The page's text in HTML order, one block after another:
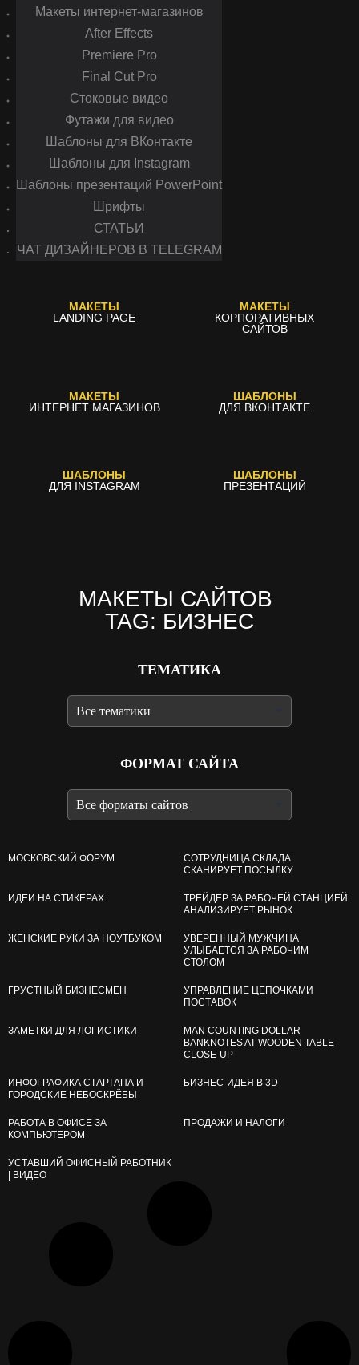
Макеты интернет-магазинов
After Effects
Premiere Pro
Final Cut Pro
Стоковые видео
Футажи для видео
Шаблоны для ВКонтакте
Шаблоны для Instagram
Шаблоны презентаций PowerPoint
Шрифты
СТАТЬИ
ЧАТ ДИЗАЙНЕРОВ В TELEGRAM
МАКЕТЫ
LANDING PAGE
МАКЕТЫ
КОРПОРАТИВНЫХ
САЙТОВ
МАКЕТЫ
ИНТЕРНЕТ МАГАЗИНОВ
ШАБЛОНЫ
ДЛЯ ВКОНТАКТЕ
ШАБЛОНЫ
ДЛЯ INSTAGRAM
ШАБЛОНЫ
ПРЕЗЕНТАЦИЙ
МАКЕТЫ САЙТОВ
TAG: БИЗНЕС
ТЕМАТИКА
ФОРМАТ САЙТА
МОСКОВСКИЙ ФОРУМ
СОТРУДНИЦА СКЛАДА
СКАНИРУЕТ ПОСЫЛКУ
ИДЕИ НА СТИКЕРАХ
ТРЕЙДЕР ЗА РАБОЧЕЙ СТАНЦИЕЙ
АНАЛИЗИРУЕТ РЫНОК
ЖЕНСКИЕ РУКИ ЗА НОУТБУКОМ
УВЕРЕННЫЙ МУЖЧИНА
УЛЫБАЕТСЯ ЗА РАБОЧИМ
СТОЛОМ
ГРУСТНЫЙ БИЗНЕСМЕН
УПРАВЛЕНИЕ ЦЕПОЧКАМИ
ПОСТАВОК
ЗАМЕТКИ ДЛЯ ЛОГИСТИКИ
MAN COUNTING DOLLAR
BANKNOTES AT WOODEN TABLE
CLOSE‑UP
ИНФОГРАФИКА СТАРТАПА И
ГОРОДСКИЕ НЕБОСКРЁБЫ
БИЗНЕС‑ИДЕЯ В 3D
РАБОТА В ОФИСЕ ЗА
КОМПЬЮТЕРОМ
ПРОДАЖИ И НАЛОГИ
УСТАВШИЙ ОФИСНЫЙ РАБОТНИК
| ВИДЕО